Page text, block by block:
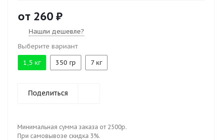
от 260 ₽
Нашли дешевле?
Выберите вариант
1,5 кг
350 гр 7 кг
Поделиться
Минимальная сумма заказа от 2500р.
При самовывозе скидка 3%.